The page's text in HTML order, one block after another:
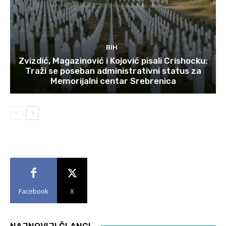
BIH
Zvizdić, Magazinović i Kojović pisali Crishocku:
Traži se poseban administrativni status za
Memorijalni centar Srebrenica
Facebook X